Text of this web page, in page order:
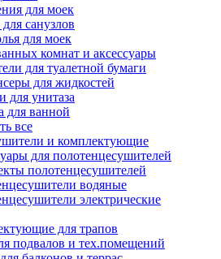
для моек
санузлов
для моек
комнат и аксессуары
для туалетной бумаги
для жидкостей
для унитаза
для ванной
все
и комплектующие
для полотенцесушителей
полотенцесушителей
водяные
электрические
для трапов
подвалов и тех.помещений